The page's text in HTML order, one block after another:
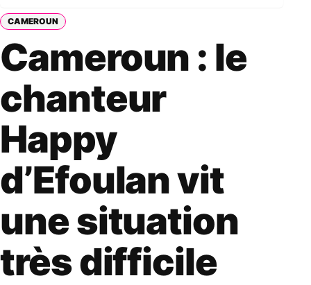
CAMEROUN
Cameroun : le
chanteur
Happy
d’Efoulan vit
une situation
très difficile